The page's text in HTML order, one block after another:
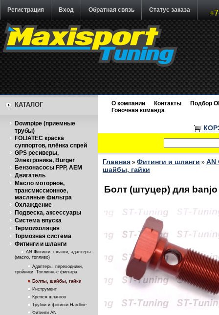
Регистрация Вход Обратная связь Статус заказа
КАТАЛОГ
Downpipe (приемные
трубы)
FOLIATEC краска
суппортов, плёнка спрей
GPS ресиверы,
Электроника, Burger
Бензонасосы FPP, AEM
Двигатель
Масло моторное,
трансмиссионное,
масляные фильтра
Охлаждение
Подвеска, аксессуары
Система впуска
Термоизоляция
Тормозная система
Фитинги и шланги
AN Фитинги, шланги, адаптеры
(масло, топливо)
Адаптеры, переходники,
тройники. Топливные фильтра.
Болты, шайбы, гайки
Инструмент
Крепеж шлангов
Трубки и фитинги Hardline
Фитинги AN
О компании Контакты
Подбор
Гоночная команда
Главная » Фитинги и шланги » AN
шайбы, гайки
Болт (штуцер) для